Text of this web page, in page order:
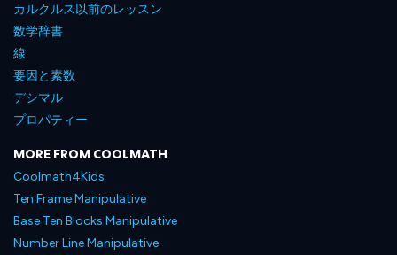
カルクルス以前のレッスン
数学辞書
線
要因と素数
デシマル
プロパティー
MORE FROM COOLMATH
Coolmath4Kids
Ten Frame Manipulative
Base Ten Blocks Manipulative
Number Line Manipulative